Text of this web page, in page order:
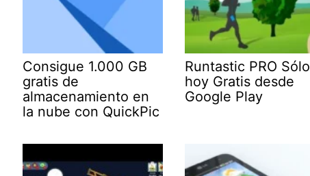
Consigue 1.000 GB
gratis de
almacenamiento en
la nube con QuickPic
Runtastic PRO Sólo
hoy Gratis desde
Google Play